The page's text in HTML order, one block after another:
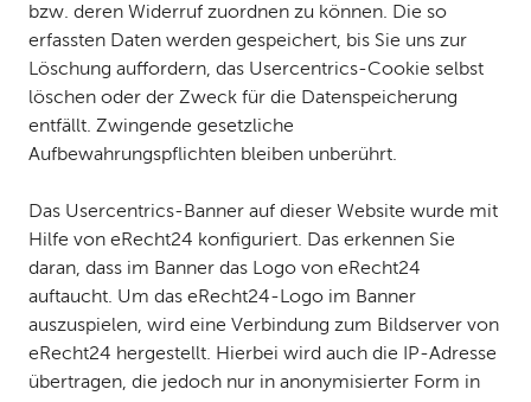
bzw. deren Widerruf zuordnen zu können. Die so
erfassten Daten werden gespeichert, bis Sie uns zur
Löschung auffordern, das Usercentrics-Cookie selbst
löschen oder der Zweck für die Datenspeicherung
entfällt. Zwingende gesetzliche
Aufbewahrungspflichten bleiben unberührt.
Das Usercentrics-Banner auf dieser Website wurde mit
Hilfe von eRecht24 konfiguriert. Das erkennen Sie
daran, dass im Banner das Logo von eRecht24
auftaucht. Um das eRecht24-Logo im Banner
auszuspielen, wird eine Verbindung zum Bildserver von
eRecht24 hergestellt. Hierbei wird auch die IP-Adresse
übertragen, die jedoch nur in anonymisierter Form in